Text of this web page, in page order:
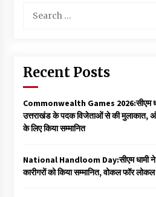
for:
Recent Posts
Commonwealth Games 2026:सीएम
उत्तराखंड के पदक विजेताओं से की मुलाकात,
के लिए किया सम्मानित
National Handloom Day:सीएम धामी ने
कारीगरों को किया सम्मानित, वोकल फॉर लोकल